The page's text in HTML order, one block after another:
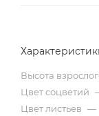
Высота
Цвет соцветий
Цвет листьев —